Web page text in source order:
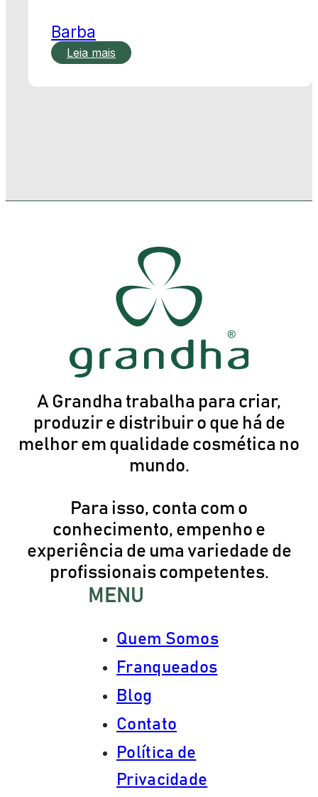
Barba
Leia mais
A Grandha trabalha para criar,
produzir e distribuir o que há de
melhor em qualidade cosmética no
mundo.
Para isso, conta com o
conhecimento, empenho e
experiência de uma variedade de
profissionais competentes.
MENU
Quem Somos
Franqueados
Blog
Contato
Política de
Privacidade